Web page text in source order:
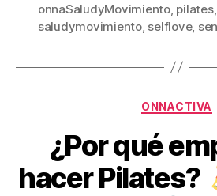
onnaSaludyMovimiento, pilates,
saludymovimiento, selflove,
ONNACTIVA
¿Por qué
hacer Pilates?